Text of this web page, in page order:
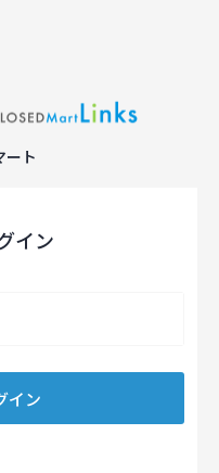
ート
イン